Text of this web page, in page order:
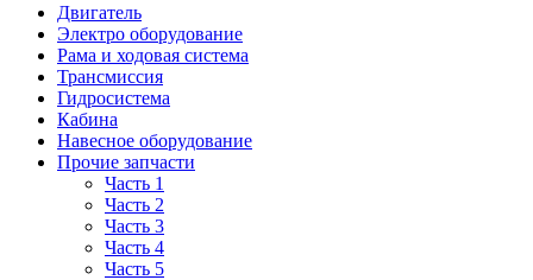
Двигатель
Электро оборудование
Рама и ходовая система
Трансмиссия
Гидросистема
Кабина
Навесное оборудование
Прочие запчасти
Часть 1
Часть 2
Часть 3
Часть 4
Часть 5